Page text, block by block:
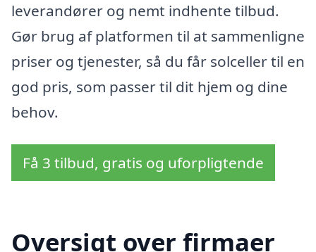
leverandører og nemt indhente tilbud.
Gør brug af platformen til at sammenligne
priser og tjenester, så du får solceller til en
god pris, som passer til dit hjem og dine
behov.
Få 3 tilbud, gratis og uforpligtende
Oversigt over firmaer